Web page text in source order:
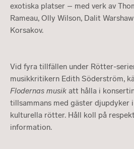
exotiska platser – med verk av
Rameau, Olly Wilson, Dalit
Korsakov.
Vid fyra tillfällen under Rötter-
musikkritikern Edith Söderström,
Flodernas musik att hålla i
tillsammans med gäster djupdyker
kulturella rötter. Håll koll på
information.